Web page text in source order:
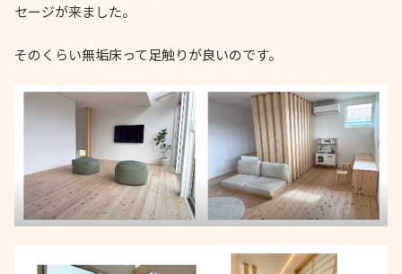
セージが来ました。
そのくらい無垢床って足触りが良いのです。